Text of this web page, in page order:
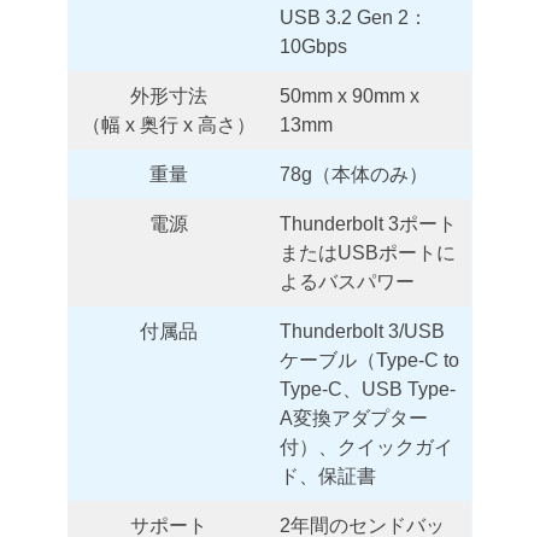
USB 3.2 Gen 2：
10Gbps
外形寸法
（幅 x 奥行 x 高さ）
50mm x 90mm x
13mm
重量 78g（本体のみ）
電源
Thunderbolt 3ポート
またはUSBポートに
よるバスパワー
付属品
Thunderbolt 3/USB
ケーブル（Type-C to
Type-C、USB Type-
A変換アダプター
付）、クイックガイ
ド、保証書
サポート
2年間のセンドバッ